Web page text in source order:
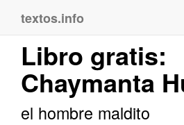
textos.info
Libro gratis:
Chaymanta
el hombre maldito